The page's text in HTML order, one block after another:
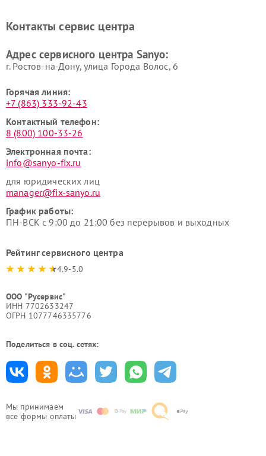
Мы принимаем
все формы оплаты
Контакты сервис центра
Адрес сервисного центра Sanyo:
г. Ростов-на-Дону, улица Города Волос, 6
Горячая линия:
+7 (863) 333-92-43
Контактный телефон:
8 (800) 100-33-26
Электронная почта:
info@sanyo-fix.ru
для юридических лиц
manager@fix-sanyo.ru
График работы:
ПН-ВСК с 9:00 до 21:00 без перерывов и выходных
Рейтинг сервисного центра
4.9-5.0
ООО "Русервис"
ИНН 7702633247
ОГРН 1077746335776
Поделиться в соц. сетях: